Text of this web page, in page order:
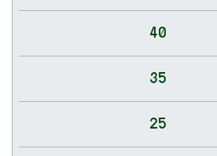
40
35
25